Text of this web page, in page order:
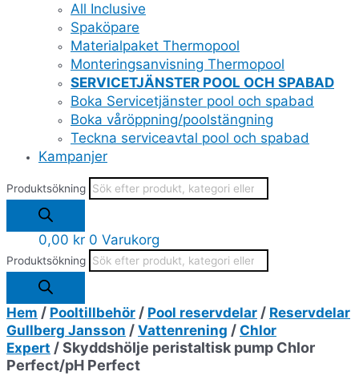
All Inclusive
Spaköpare
Materialpaket Thermopool
Monteringsanvisning Thermopool
SERVICETJÄNSTER POOL OCH SPABAD
Boka Servicetjänster pool och spabad
Boka våröppning/poolstängning
Teckna serviceavtal pool och spabad
Kampanjer
Produktsökning
0,00 kr 0 Varukorg
Produktsökning
Hem / Pooltillbehör / Pool reservdelar / Reservdelar
Gullberg Jansson / Vattenrening / Chlor
Expert / Skyddshölje peristaltisk pump Chlor
Perfect/pH Perfect